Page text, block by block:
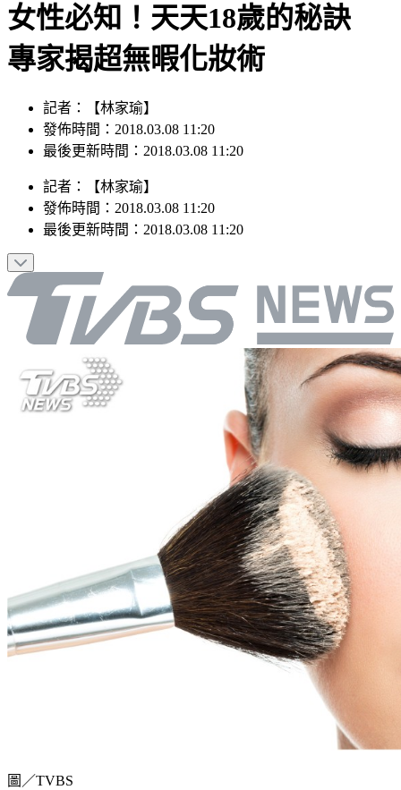
女性必知！天天18歲的秘訣
專家揭超無暇化妝術
記者：【林家瑜】
發佈時間：2018.03.08 11:20
最後更新時間：2018.03.08 11:20
記者 ：
【林家瑜】
發佈時間： 2018.03.08 11:20
最後更新時間： 2018.03.08 11:20
圖／TVBS